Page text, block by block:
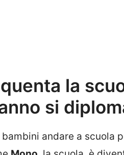
la
si
andare a scuola